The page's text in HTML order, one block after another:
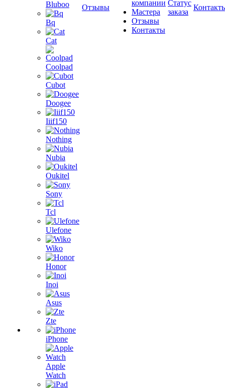
Bluboo
Bq
Cat
Coolpad
Cubot
Doogee
Iiif150
Nothing
Nubia
Oukitel
Sony
Tcl
Ulefone
Wiko
Honor
Inoi
Asus
Zte
iPhone
Apple
Watch
Отзывы
компании
Мастера
Отзывы
Контакты
Статус
заказа